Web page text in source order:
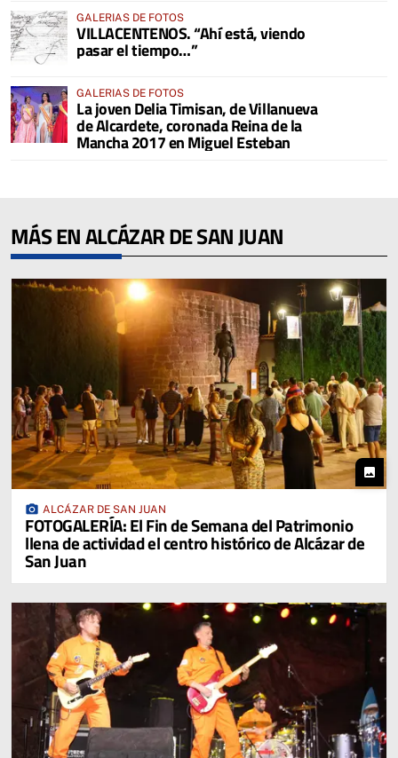
GALERIAS DE FOTOS
VILLACENTENOS. “Ahí está, viendo
pasar el tiempo…”
GALERIAS DE FOTOS
La joven Delia Timisan, de Villanueva
de Alcardete, coronada Reina de la
Mancha 2017 en Miguel Esteban
MÁS EN ALCÁZAR DE SAN JUAN
photo
photo_camera ALCÁZAR DE SAN JUAN
FOTOGALERÍA: El Fin de Semana del Patrimonio
llena de actividad el centro histórico de Alcázar de
San Juan